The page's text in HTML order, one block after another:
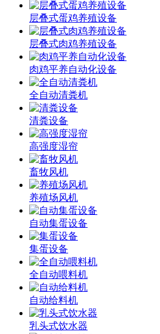
层叠式蛋鸡养殖设备
层叠式肉鸡养殖设备
肉鸡平养自动化设备
全自动清粪机
清粪设备
高强度湿帘
畜牧风机
养殖场风机
自动集蛋设备
集蛋设备
全自动喂料机
自动给料机
乳头式饮水器